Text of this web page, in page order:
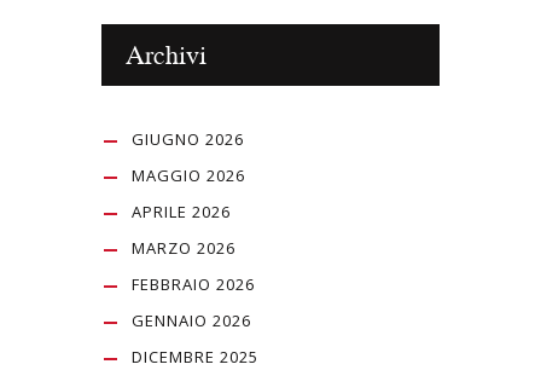
Archivi
GIUGNO 2026
MAGGIO 2026
APRILE 2026
MARZO 2026
FEBBRAIO 2026
GENNAIO 2026
DICEMBRE 2025